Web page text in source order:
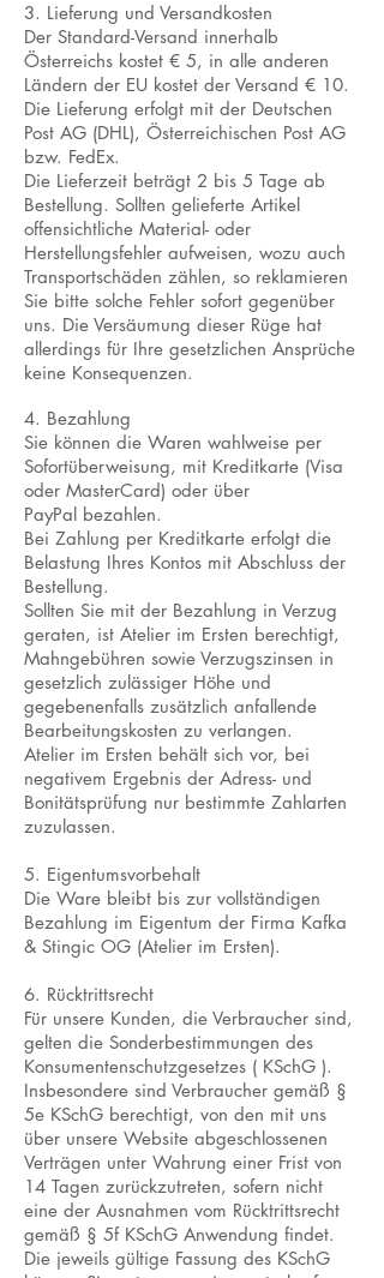
3. Lieferung und Versandkosten
Der Standard-Versand innerhalb
Österreichs kostet € 5, in alle anderen
Ländern der EU kostet der Versand € 10.
Die Lieferung erfolgt mit der Deutschen
Post AG (DHL), Österreichischen Post AG
bzw. FedEx.
Die Lieferzeit beträgt 2 bis 5 Tage ab
Bestellung. Sollten gelieferte Artikel
offensichtliche Material- oder
Herstellungsfehler aufweisen, wozu auch
Transportschäden zählen, so reklamieren
Sie bitte solche Fehler sofort gegenüber
uns. Die Versäumung dieser Rüge hat
allerdings für Ihre gesetzlichen Ansprüche
keine Konsequenzen.
4. Bezahlung
Sie können die Waren wahlweise per
Sofortüberweisung, mit Kreditkarte (Visa
oder MasterCard) oder über
PayPal bezahlen.
Bei Zahlung per Kreditkarte erfolgt die
Belastung Ihres Kontos mit Abschluss der
Bestellung.
Sollten Sie mit der Bezahlung in Verzug
geraten, ist Atelier im Ersten berechtigt,
Mahngebühren sowie Verzugszinsen in
gesetzlich zulässiger Höhe und
gegebenenfalls zusätzlich anfallende
Bearbeitungskosten zu verlangen.
Atelier im Ersten behält sich vor, bei
negativem Ergebnis der Adress- und
Bonitätsprüfung nur bestimmte Zahlarten
zuzulassen.
5. Eigentumsvorbehalt
Die Ware bleibt bis zur vollständigen
Bezahlung im Eigentum der Firma Kafka
& Stingic OG (Atelier im Ersten).
6. Rücktrittsrecht
Für unsere Kunden, die Verbraucher sind,
gelten die Sonderbestimmungen des
Konsumentenschutzgesetzes ( KSchG ).
Insbesondere sind Verbraucher gemäß §
5e KSchG berechtigt, von den mit uns
über unsere Website abgeschlossenen
Verträgen unter Wahrung einer Frist von
14 Tagen zurückzutreten, sofern nicht
eine der Ausnahmen vom Rücktrittsrecht
gemäß § 5f KSchG Anwendung findet.
Die jeweils gültige Fassung des KSchG